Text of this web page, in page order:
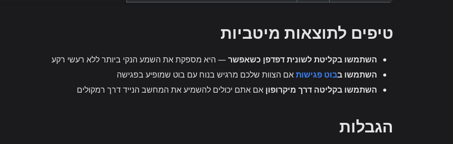
טיפים לתוצאות מיטביות
השתמשו בקליטת לשונית דפדפן כשאפשר— היא מספקת את השמע הנקי ביותר ללא רעשי רקע
השתמשו בבוט פגישותאם הצוות שלכם מרגיש בנוח עם בוט שמופיע בפגישה
השתמשו בקליטה דרך מיקרופון אם אתם יכולים להשמיע את המחשב הנייד דרך רמקולים
הגבלות